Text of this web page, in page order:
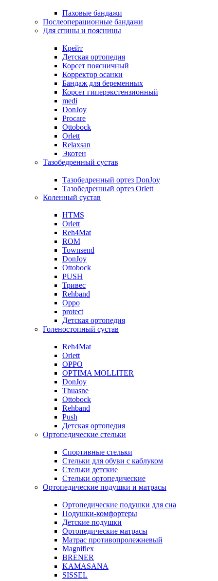
Паховые бандажи
Послеоперационные бандажи
Для спины и поясницы
Крейт
Детская ортопедия
Корсет поясничный
Корректор осанки
Бандаж для беременных
Корсет гиперэкстензионный
medi
DonJoy
Procare
Ottobock
Orlett
Relaxsan
Экотен
Тазобедренный сустав
Тазобедренный ортез DonJoy
Тазобедренный ортез Orlett
Коленный сустав
HTMS
Orlett
Reh4Mat
ROM
Townsend
DonJoy
Ottobock
PUSH
Тривес
Rehband
Oppo
protect
Детская ортопедия
Голеностопный сустав
Reh4Mat
Orlett
OPPO
OPTIMA MOLLITER
DonJoy
Thuasne
Ottobock
Rehband
Push
Детская ортопедия
Ортопедические стельки
Спортивные стельки
Стельки для обуви с каблуком
Стельки детские
Стельки ортопедические
Ортопедические подушки и матрасы
Ортопедические подушки для сна
Подушки-комфортеры
Детские подушки
Ортопедические матрасы
Матрас противопролежневый
Magniflex
BRENER
KAMASANA
SISSEL